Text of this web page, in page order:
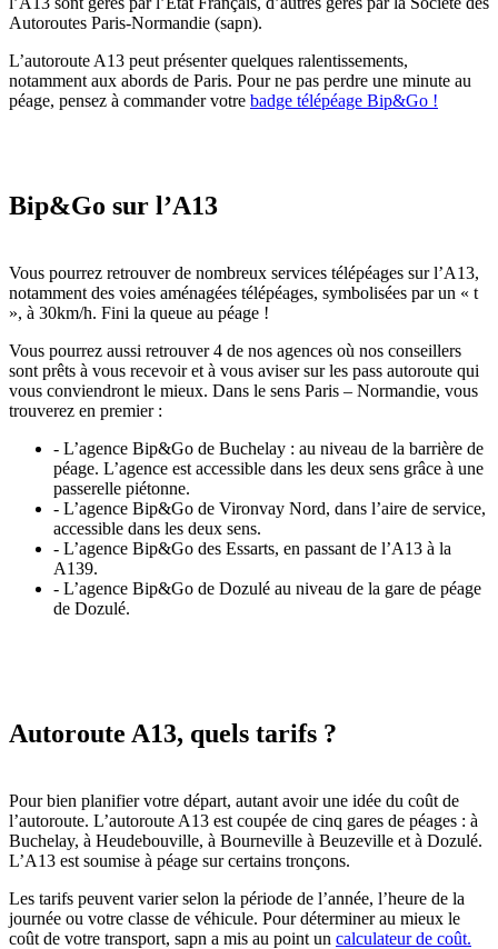
Autoroutes Paris-Normandie (sapn).
L’autoroute A13 peut présenter quelques ralentissements,
notamment aux abords de Paris. Pour ne pas perdre une minute au
péage, pensez à commander votre badge télépéage Bip&Go !
Bip&Go sur l’A13
Vous pourrez retrouver de nombreux services télépéages sur l’A13,
notamment des voies aménagées télépéages, symbolisées par un « t
», à 30km/h. Fini la queue au péage !
Vous pourrez aussi retrouver 4 de nos agences où nos conseillers
sont prêts à vous recevoir et à vous aviser sur les pass autoroute qui
vous conviendront le mieux. Dans le sens Paris – Normandie, vous
trouverez en premier :
- L’agence Bip&Go de Buchelay : au niveau de la barrière de
péage. L’agence est accessible dans les deux sens grâce à une
passerelle piétonne.
- L’agence Bip&Go de Vironvay Nord, dans l’aire de service,
accessible dans les deux sens.
- L’agence Bip&Go des Essarts, en passant de l’A13 à la
A139.
- L’agence Bip&Go de Dozulé au niveau de la gare de péage
de Dozulé.
Autoroute A13, quels tarifs ?
Pour bien planifier votre départ, autant avoir une idée du coût de
l’autoroute. L’autoroute A13 est coupée de cinq gares de péages : à
Buchelay, à Heudebouville, à Bourneville à Beuzeville et à Dozulé.
L’A13 est soumise à péage sur certains tronçons.
Les tarifs peuvent varier selon la période de l’année, l’heure de la
journée ou votre classe de véhicule. Pour déterminer au mieux le
coût de votre transport, sapn a mis au point un calculateur de coût.